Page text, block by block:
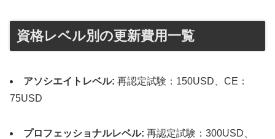
資格レベル別の更新費用一覧
アソシエイトレベル: 再認定試験：150USD、CE：
75USD
プロフェッショナルレベル: 再認定試験：300USD、